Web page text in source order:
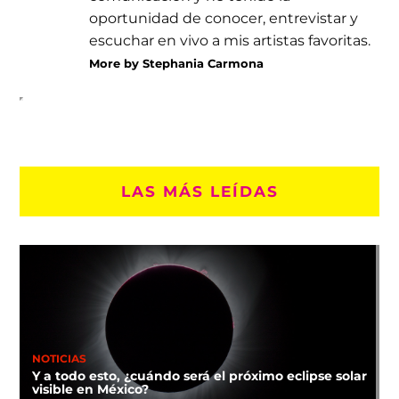
oportunidad de conocer, entrevistar y
escuchar en vivo a mis artistas favoritas.
More by Stephania Carmona
LAS MÁS LEÍDAS
NOTICIAS
Y a todo esto, ¿cuándo será el próximo eclipse solar
visible en México?